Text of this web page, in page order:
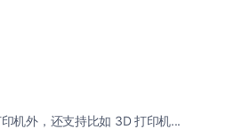
机外，还支持比如 3D 打印机...